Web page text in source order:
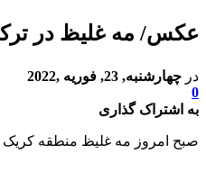
عکس/ مه غلیظ در
در چهارشنبه, 23, فوریه ,2022
0
به اشتراک گذاری
صبح امروز مه غلیظ منطقه کریک